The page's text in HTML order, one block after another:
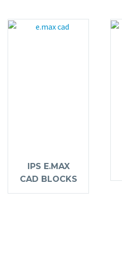
IPS E.MAX
CAD BLOCKS